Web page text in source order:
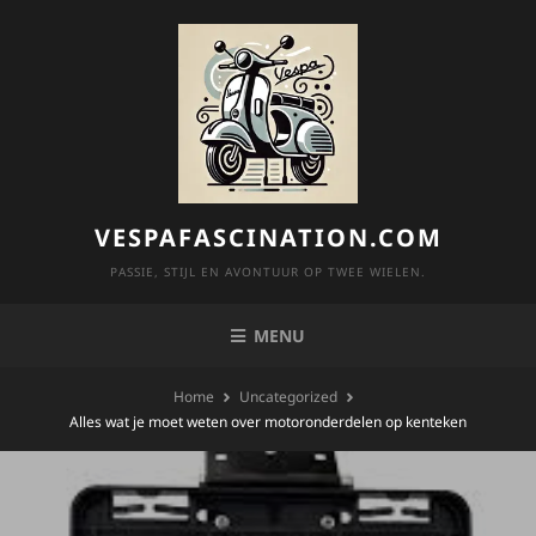
VESPAFASCINATION.COM
PASSIE, STIJL EN AVONTUUR OP TWEE WIELEN.
MENU
Home
Uncategorized
Alles wat je moet weten over motoronderdelen op kenteken